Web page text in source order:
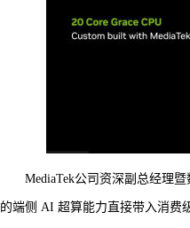
MediaTek公司资深副总经理
的端侧 AI 超算能力直接带入消费